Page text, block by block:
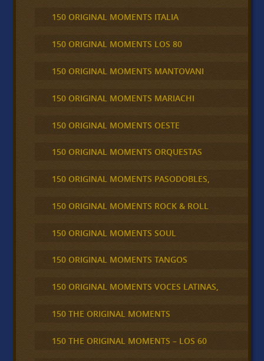
150 ORIGINAL MOMENTS ITALIA
150 ORIGINAL MOMENTS LOS 80
150 ORIGINAL MOMENTS MANTOVANI
150 ORIGINAL MOMENTS MARIACHI
150 ORIGINAL MOMENTS OESTE
150 ORIGINAL MOMENTS ORQUESTAS
150 ORIGINAL MOMENTS PASODOBLES,
150 ORIGINAL MOMENTS ROCK & ROLL
150 ORIGINAL MOMENTS SOUL
150 ORIGINAL MOMENTS TANGOS
150 ORIGINAL MOMENTS VOCES LATINAS,
150 THE ORIGINAL MOMENTS
150 THE ORIGINAL MOMENTS – LOS 60